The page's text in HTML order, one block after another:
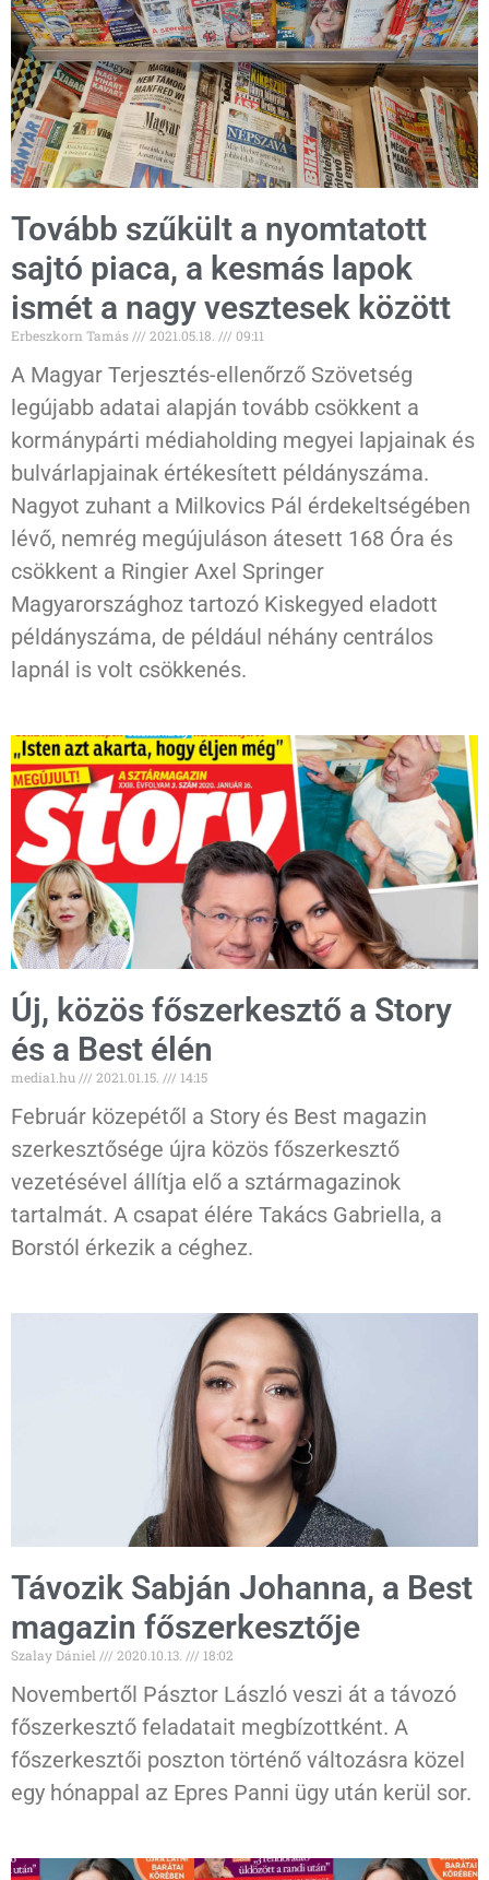
Tovább szűkült a nyomtatott
sajtó piaca, a kesmás lapok
ismét a nagy vesztesek között
Erbeszkorn Tamás 2021.05.18. 09:11
A Magyar Terjesztés-ellenőrző Szövetség
legújabb adatai alapján tovább csökkent a
kormánypárti médiaholding megyei lapjainak és
bulvárlapjainak értékesített példányszáma.
Nagyot zuhant a Milkovics Pál érdekeltségében
lévő, nemrég megújuláson átesett 168 Óra és
csökkent a Ringier Axel Springer
Magyarországhoz tartozó Kiskegyed eladott
példányszáma, de például néhány centrálos
lapnál is volt csökkenés.
Új, közös főszerkesztő a Story
és a Best élén
media1.hu 2021.01.15. 14:15
Február közepétől a Story és Best magazin
szerkesztősége újra közös főszerkesztő
vezetésével állítja elő a sztármagazinok
tartalmát. A csapat élére Takács Gabriella, a
Borstól érkezik a céghez.
Távozik Sabján Johanna, a Best
magazin főszerkesztője
Szalay Dániel 2020.10.13. 18:02
Novembertől Pásztor László veszi át a távozó
főszerkesztő feladatait megbízottként. A
főszerkesztői poszton történő változásra közel
egy hónappal az Epres Panni ügy után kerül sor.